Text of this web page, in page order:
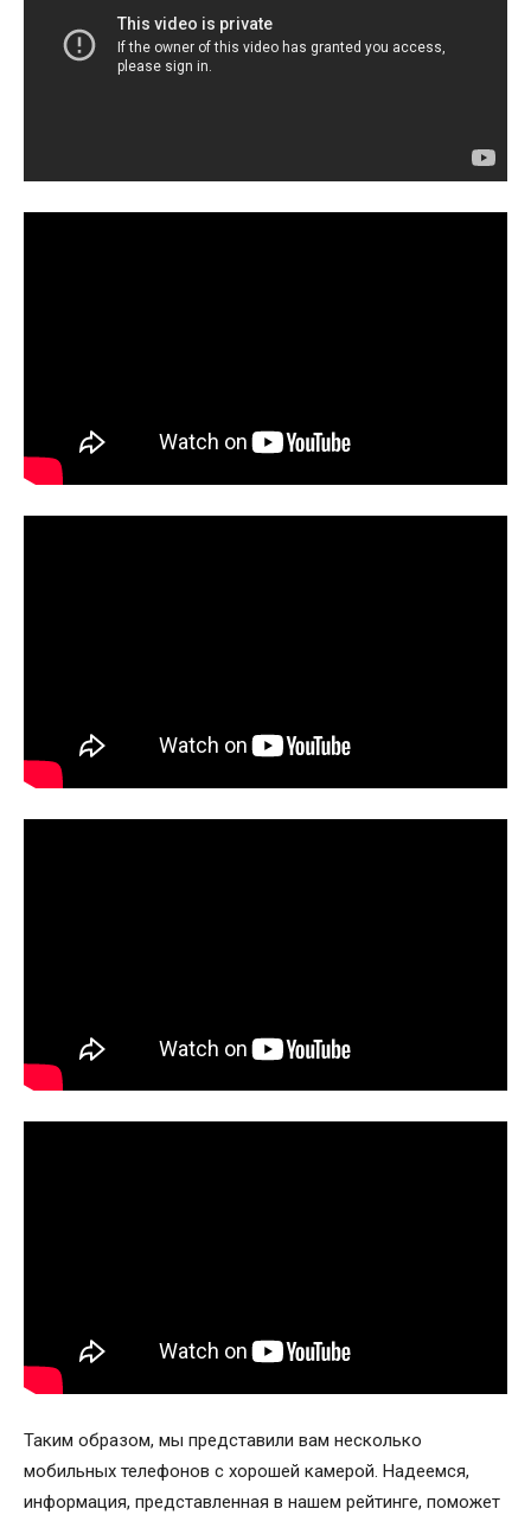
Таким образом, мы представили вам несколько
мобильных телефонов с хорошей камерой. Надеемся,
информация, представленная в нашем рейтинге, поможет